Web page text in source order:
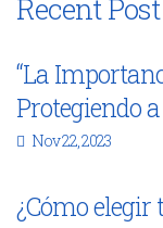
Recent Post
“La
Protegiendo
Nov 22, 2023
¿Cómo elegir